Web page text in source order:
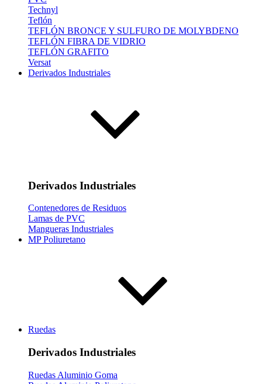
Technyl
Teflón
TEFLÓN BRONCE Y SULFURO DE MOLYBDENO
TEFLÓN FIBRA DE VIDRIO
TEFLÓN GRAFITO
Versat
Derivados Industriales
Derivados Industriales
Contenedores de Residuos
Lamas de PVC
Mangueras Industriales
MP Poliuretano
Ruedas
Derivados Industriales
Ruedas Aluminio Goma